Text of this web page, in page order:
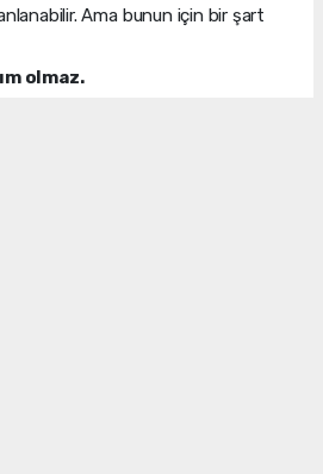
Ama bunun için bir şart
olmaz.